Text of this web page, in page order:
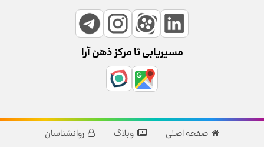
مسیریابی تا مرکز ذهن آرا
صفحه اصلی وبلاگ روانشناسان